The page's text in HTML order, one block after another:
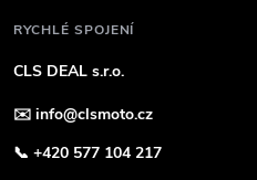
RYCHLÉ SPOJENÍ
CLS DEAL s.r.o.
✉️ info@clsmoto.cz
📞 +420 577 104 217